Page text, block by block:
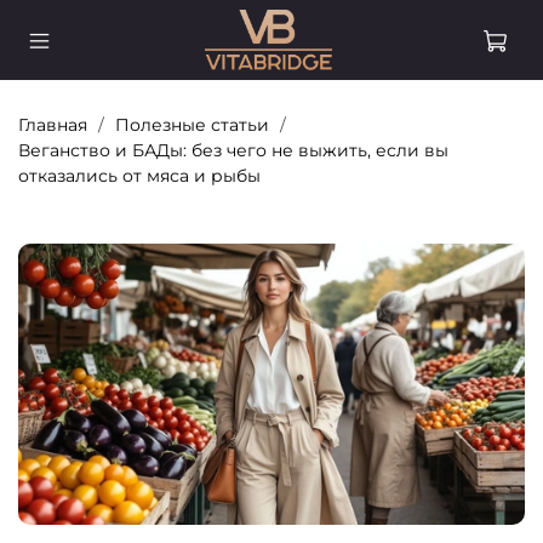
Главная
Полезные статьи
Веганство и БАДы: без чего не выжить, если вы
отказались от мяса и рыбы